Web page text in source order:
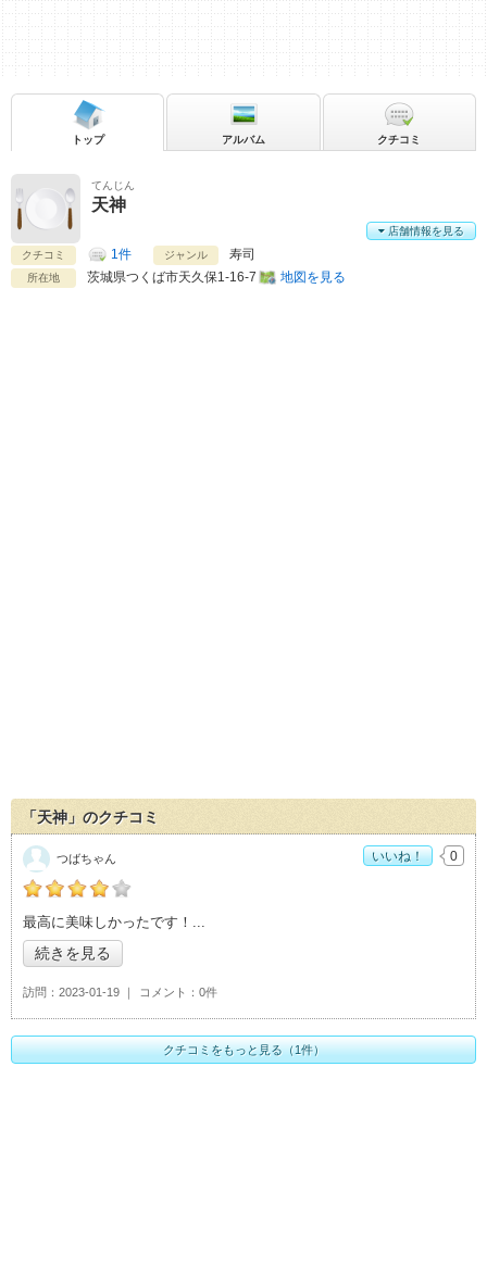
てんじん
天神
クチコミ 1件 ジャンル 寿司
所在地 茨城県つくば市天久保1-16-7 地図を見る
店舗情報を見る
トップ アルバム クチコミ
「天神」のクチコミ
の「天神」おすすめ度：
最高に美味しかったです！
続きを見る
訪問 2023-01-19 コメント 0件
つばちゃん いいね！ 0
クチコミをもっと見る（1件）